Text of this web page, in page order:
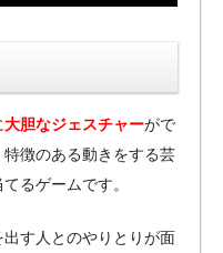
大胆なジェスチャーがで
徴のある動きをする芸
るゲームです。
す人とのやりとりが面